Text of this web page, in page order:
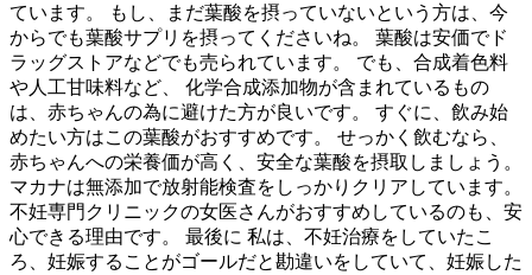
ています。 もし、まだ葉酸を摂っていないという方は、今
からでも葉酸サプリを摂ってくださいね。 葉酸は安価でド
ラッグストアなどでも売られています。 でも、合成着色料
や人工甘味料など、 化学合成添加物が含まれているもの
は、赤ちゃんの為に避けた方が良いです。 すぐに、飲み始
めたい方はこの葉酸がおすすめです。 せっかく飲むなら、
赤ちゃんへの栄養価が高く、安全な葉酸を摂取しましょう。
マカナは無添加で放射能検査をしっかりクリアしています。
不妊専門クリニックの女医さんがおすすめしているのも、安
心できる理由です。 最後に 私は、不妊治療をしていたこ
ろ、妊娠することがゴールだと勘違いをしていて、妊娠した